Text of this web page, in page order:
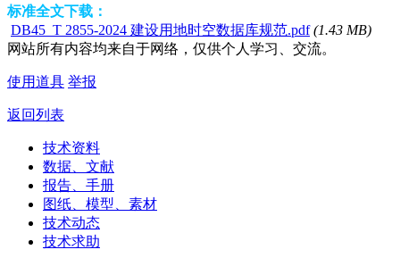
标准全文下载：
DB45_T 2855-2024 建设用地时空数据库规范.pdf (1.43 MB)
网站所有内容均来自于网络，仅供个人学习、交流。
使用道具 举报
返回列表
技术资料
数据、文献
报告、手册
图纸、模型、素材
技术动态
技术求助